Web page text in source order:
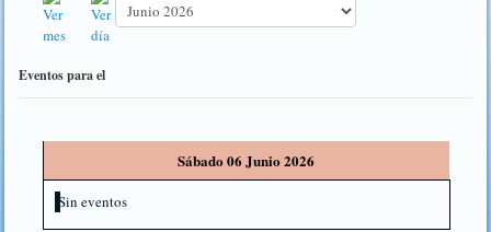
Eventos para el
Sábado 06 Junio 2026
Sin eventos